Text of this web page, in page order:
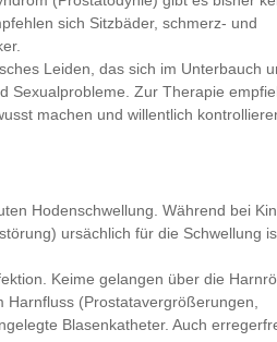
sich Sitzbäder, schmerz- und
Leiden, das sich im Unterbauch
Sexualprobleme. Zur Therapie
machen und willentlich
Hodenschwellung. Während bei
ursächlich für die Schwellung
Keime gelangen über die
(Prostatavergrößerungen,
Blasenkatheter. Auch